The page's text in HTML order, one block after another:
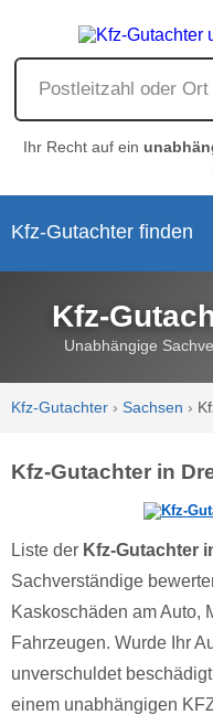
Ihr Recht auf ein
Kfz-Gutachter finden
Kfz-
Unabhängige
Kfz-Gutachter ›Sachsen ›
Kfz-Gutachter in
Liste der Kfz-Gutachter
Sachverständige
Kaskoschäden am Auto,
Fahrzeugen. Wurde Ihr
unverschuldet
einem unabhängigen